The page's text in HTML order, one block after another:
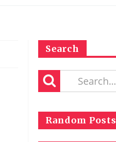
Search
Random Posts